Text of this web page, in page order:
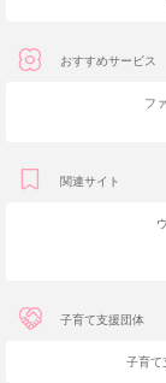
おすすめサービス
フ
関連サイト
子育て支援団体
子育て